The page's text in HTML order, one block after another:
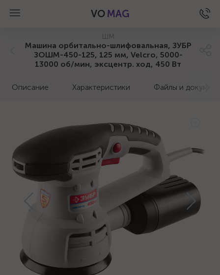
VO MAG
ШМ
Машина орбитально-шлифовальная, ЗУБР
ЗОШМ-450-125, 125 мм, Velcro, 5000-
13000 об/мин, эксцентр. ход, 450 Вт
Описание Характеристики Файлы и